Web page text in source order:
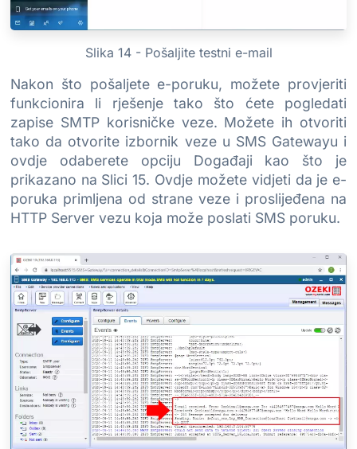
Slika 14 - Pošaljite testni e-mail
Nakon što pošaljete e-poruku, možete provjeriti
funkcionira li rješenje tako što ćete pogledati
zapise SMTP korisničke veze. Možete ih otvoriti
tako da otvorite izbornik veze u SMS Gatewayu i
ovdje odaberete opciju Događaji kao što je
prikazano na Slici 15. Ovdje možete vidjeti da je e-
poruka primljena od strane veze i proslijeđena na
HTTP Server vezu koja može poslati SMS poruku.